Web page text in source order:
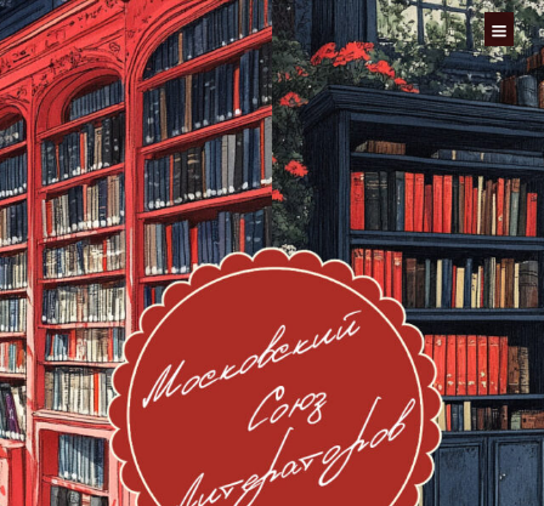
Перейти
к
содержимому